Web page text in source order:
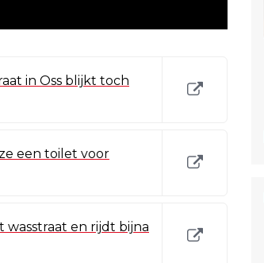
in Oss blijkt toch
een toilet voor
wasstraat en rijdt bijna